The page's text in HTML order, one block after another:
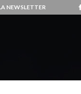
NEWSLETTER